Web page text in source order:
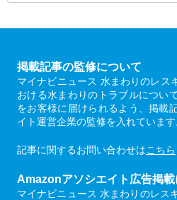
掲載記事の監修について
マイナビニュース 水まわりのレス
おける水まわりのトラブルについ
をお客様に届けられるよう、掲載
イト運営企業の監修を入れています
記事に関するお問い合わせはこちら
Amazonアソシエイト広告掲載
マイナビニュース 水まわりのレス